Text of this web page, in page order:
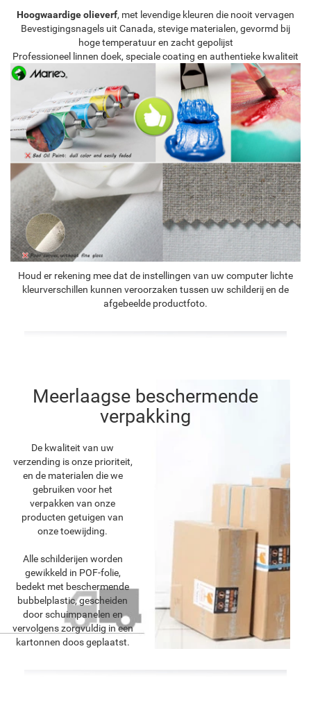
Hoogwaardige olieverf, met levendige kleuren die nooit vervagen
Bevestigingsnagels uit Canada, stevige materialen, gevormd bij
hoge temperatuur en zacht gepolijst
Professioneel linnen doek, speciale coating en authentieke kwaliteit
Houd er rekening mee dat de instellingen van uw computer lichte
kleurverschillen kunnen veroorzaken tussen uw schilderij en de
afgebeelde productfoto.
Meerlaagse beschermende
verpakking
De kwaliteit van uw
verzending is onze prioriteit,
en de materialen die we
gebruiken voor het
verpakken van onze
producten getuigen van
onze toewijding.
Alle schilderijen worden
gewikkeld in POF-folie,
bedekt met beschermende
bubbelplastic, gescheiden
door schuimpanelen en
vervolgens zorgvuldig in een
kartonnen doos geplaatst.